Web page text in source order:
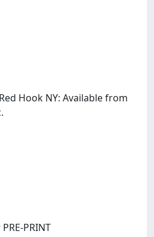
Hook NY: Available from
PRINT